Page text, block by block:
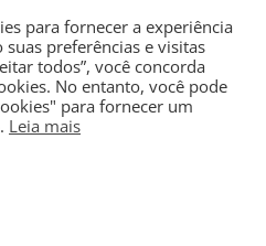
622
para fornecer a experiência
preferências e visitas
todos”, você concorda
No entanto, você pode
para fornecer um
Leia mais